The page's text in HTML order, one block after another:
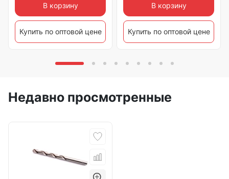
В корзину
Купить по оптовой цене
В корзину
Купить по оптовой цене
Недавно просмотренные